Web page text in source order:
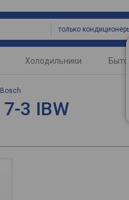
только
Холодильники
Bosch
3 IBW